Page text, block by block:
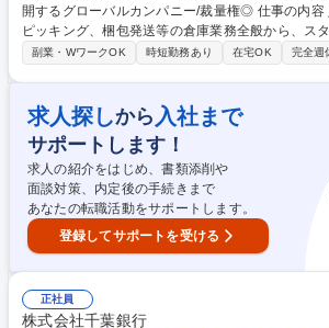
開するグローバルカンパニー/裁量権◎ 仕事の内容 入出荷検品、棚入れ、
ピッキング、梱包発送等の倉庫業務全般から、ス
等、幅広い業務をお任せします。近い将来、セン
→課長→センター長などの役職をお任せすること
ジションの魅力】 ★全国300店舗以上の商品を集
いが大きいです。 ★現場のオペレーションを一任
環境です。 ★入社年次に関わらず実力次第で早期
す。 募集職種 【物流スタッフ】課長候補/13カ国に展開するグローバルカ
ンパニー/裁量権◎
副業・WワークOK 時短勤務あり 在宅OK 完全週
求人探しから 入社まで
サポートします！
求人の紹介をはじめ、書類添削や
面談対策、内定後の手続きまで
あなたの転職活動をサポートします。
登録してサポートを受ける
正社員
株式会社千葉銀行